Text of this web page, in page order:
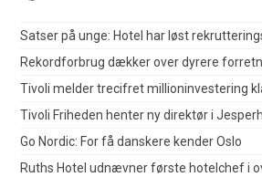
Satser på unge: Hotel har løst
Rekordforbrug dækker over dyrere
Tivoli melder trecifret millioninvestering
Tivoli Friheden henter ny direktør i
Go Nordic: For få danskere kender Oslo
Ruths Hotel udnævner første hotelchef i